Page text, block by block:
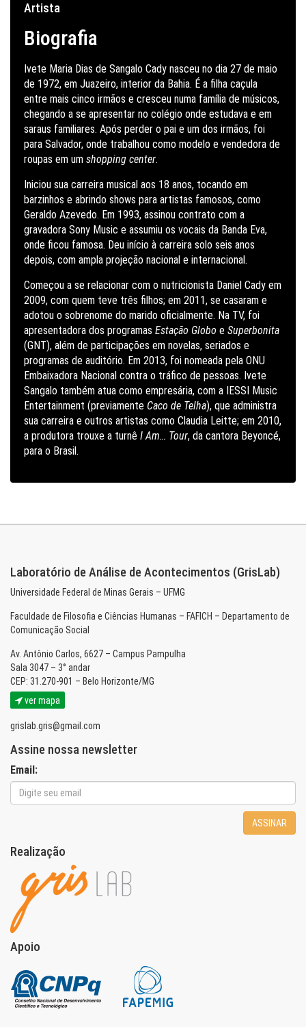
Artista
Biografia
Ivete Maria Dias de Sangalo Cady nasceu no dia 27 de maio
de 1972, em Juazeiro, interior da Bahia. É a filha caçula
entre mais cinco irmãos e cresceu numa família de músicos,
chegando a se apresentar no colégio onde estudava e em
saraus familiares. Após perder o pai e um dos irmãos, foi
para Salvador, onde trabalhou como modelo e vendedora de
roupas em um shopping center.
Iniciou sua carreira musical aos 18 anos, tocando em
barzinhos e abrindo shows para artistas famosos, como
Geraldo Azevedo. Em 1993, assinou contrato com a
gravadora Sony Music e assumiu os vocais da Banda Eva,
onde ficou famosa. Deu início à carreira solo seis anos
depois, com ampla projeção nacional e internacional.
Começou a se relacionar com o nutricionista Daniel Cady em
2009, com quem teve três filhos; em 2011, se casaram e
adotou o sobrenome do marido oficialmente. Na TV, foi
apresentadora dos programas Estação Globo e Superbonita
(GNT), além de participações em novelas, seriados e
programas de auditório. Em 2013, foi nomeada pela ONU
Embaixadora Nacional contra o tráfico de pessoas. Ivete
Sangalo também atua como empresária, com a IESSI Music
Entertainment (previamente Caco de Telha), que administra
sua carreira e outros artistas como Claudia Leitte; em 2010,
a produtora trouxe a turnê I Am… Tour, da cantora Beyoncé,
para o Brasil.
Laboratório de Análise de Acontecimentos (GrisLab)
Universidade Federal de Minas Gerais – UFMG
Faculdade de Filosofia e Ciências Humanas – FAFICH – Departamento de
Comunicação Social
Av. Antônio Carlos, 6627 – Campus Pampulha
Sala 3047 – 3° andar
CEP: 31.270-901 – Belo Horizonte/MG
ver mapa
grislab.gris@gmail.com
Assine nossa newsletter
Email:
ASSINAR
Realização
Apoio